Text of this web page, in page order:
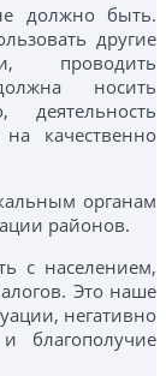
должно быть.
другие
проводить
носить
деятельность
качественно
органам
районов.
с населением,
Это наше
негативно
благополучие